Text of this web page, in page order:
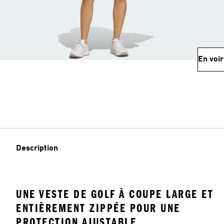
En
Description
UNE VESTE DE GOLF À COUPE LARGE ET
ENTIÈREMENT ZIPPÉE POUR UNE